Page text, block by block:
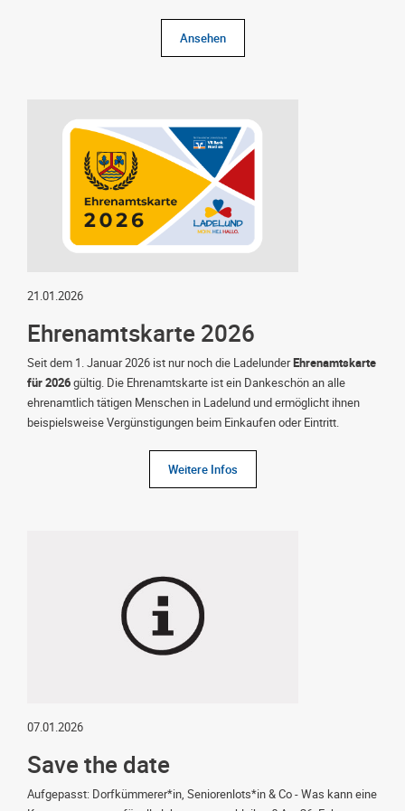
Ansehen
21.01.2026
Ehrenamtskarte 2026
Seit dem 1. Januar 2026 ist nur noch die LadelunderEhrenamtskarte
für 2026gültig. Die Ehrenamtskarte ist ein Dankeschön an alle
ehrenamtlich tätigen Menschen in Ladelund und ermöglicht ihnen
beispielsweise Vergünstigungen beim Einkaufen oder Eintritt.
Weitere Infos
07.01.2026
Save the date
Aufgepasst: Dorfkümmerer*in, Seniorenlots*in & Co - Was kann eine